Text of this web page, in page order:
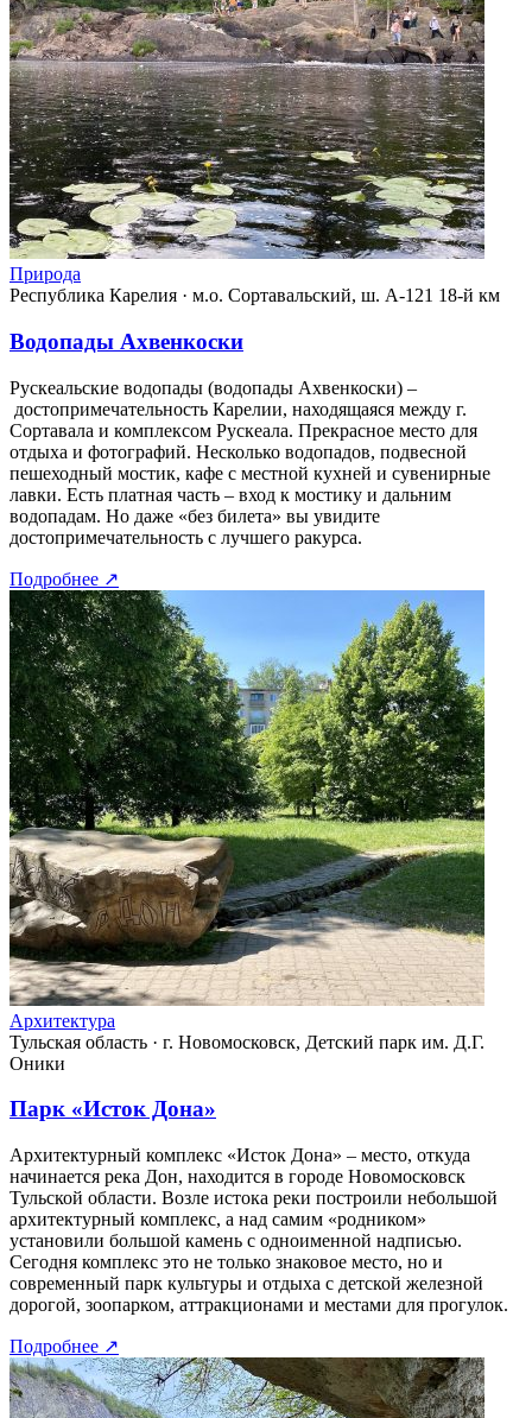
Природа
Республика Карелия · м.о. Сортавальский, ш. А-121 18-й км
Водопады Ахвенкоски
Рускеальские водопады (водопады Ахвенкоски) –
достопримечательность Карелии, находящаяся между г.
Сортавала и комплексом Рускеала. Прекрасное место для
отдыха и фотографий. Несколько водопадов, подвесной
пешеходный мостик, кафе с местной кухней и сувенирные
лавки. Есть платная часть – вход к мостику и дальним
водопадам. Но даже «без билета» вы увидите
достопримечательность с лучшего ракурса.
Подробнее ↗
Архитектура
Тульская область · г. Новомосковск, Детский парк им. Д.Г.
Оники
Парк «Исток Дона»
Архитектурный комплекс «Исток Дона» – место, откуда
начинается река Дон, находится в городе Новомосковск
Тульской области. Возле истока реки построили небольшой
архитектурный комплекс, а над самим «родником»
установили большой камень с одноименной надписью.
Сегодня комплекс это не только знаковое место, но и
современный парк культуры и отдыха с детской железной
дорогой, зоопарком, аттракционами и местами для прогулок.
Подробнее ↗